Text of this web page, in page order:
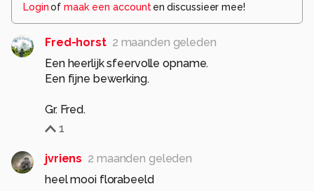
Loginof maak een account en discussieer mee!
Fred-horst 2 maanden geleden
Een heerlijk sfeervolle opname.
Een fijne bewerking.
Gr. Fred.
1
jvriens 2 maanden geleden
heel mooi florabeeld